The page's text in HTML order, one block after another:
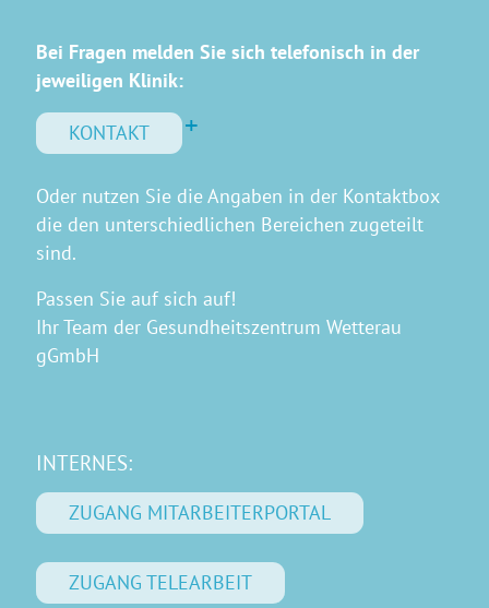
Bei Fragen melden Sie sich telefonisch in der
jeweiligen Klinik:
KONTAKT
Oder nutzen Sie die Angaben in der Kontaktbox
die den unterschiedlichen Bereichen zugeteilt
sind.
Passen Sie auf sich auf!
Ihr Team der Gesundheitszentrum Wetterau
gGmbH
INTERNES:
ZUGANG MITARBEITERPORTAL
ZUGANG TELEARBEIT